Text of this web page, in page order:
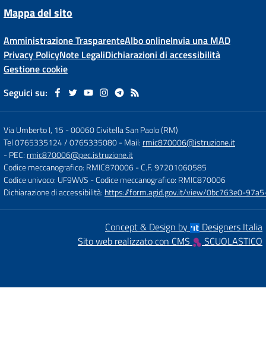
Mappa del sito
Amministrazione TrasparenteAlbo onlineInvia una MAD
Privacy PolicyNote LegaliDichiarazioni di accessibilità
Gestione cookie
Seguici su:
Via Umberto I, 15 -00060 Civitella San Paolo (RM)
Tel 0765335124 / 0765335080- Mail: rmic870006@istruzione.it
- PEC: rmic870006@pec.istruzione.it
Codice meccanografico: RMIC870006- C.F. 97201060585
Codice univoco: UF9WVS - Codice meccanografico: RMIC870006
Dichiarazione di accessibilità: https://form.agid.gov.it/view/0bc763e0-
Concept & Design by
Designers Italia
Sito web realizzato con CMS
SCUOLASTICO